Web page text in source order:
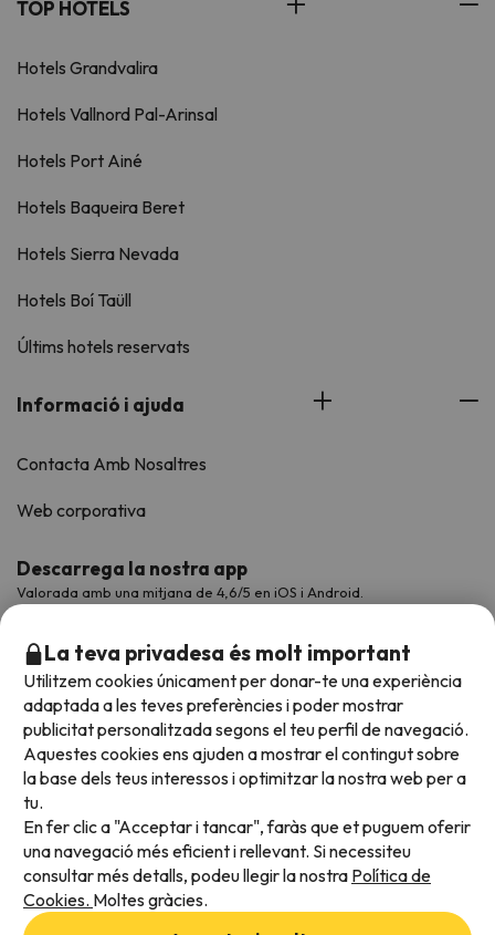
TOP HOTELS
Hotels Grandvalira
Hotels Vallnord Pal-Arinsal
Hotels Port Ainé
Hotels Baqueira Beret
Hotels Sierra Nevada
Hotels Boí Taüll
Últims hotels reservats
Informació i ajuda
Contacta Amb Nosaltres
Web corporativa
Descarrega la nostra app
Valorada amb una mitjana de 4,6/5 en iOS i Android.
Acceptem
La teva privadesa és molt important
Utilitzem cookies únicament per donar-te una experiència
adaptada a les teves preferències i poder mostrar
publicitat personalitzada segons el teu perfil de navegació.
Aquestes cookies ens ajuden a mostrar el contingut sobre
la base dels teus interessos i optimitzar la nostra web per a
tu.
En fer clic a "Acceptar i tancar", faràs que et puguem oferir
una navegació més eficient i rellevant. Si necessiteu
consultar més detalls, podeu llegir la nostra Política de
Cookies. Moltes gràcies.